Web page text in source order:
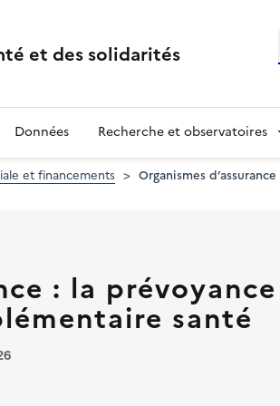
et des solidarités
Données Recherche et observatoires
et financements
Organismes
: la
santé